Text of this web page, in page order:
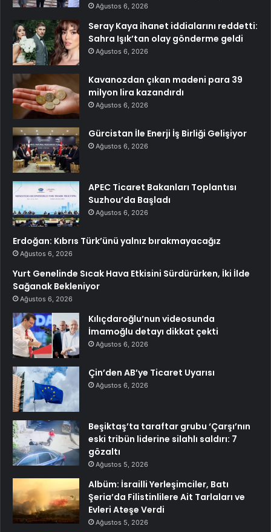
Ağustos 6, 2026
Seray Kaya ihanet iddialarını reddetti:
Sahra Işık’tan olay gönderme geldi
Ağustos 6, 2026
Kavanozdan çıkan madeni para 39
milyon lira kazandırdı
Ağustos 6, 2026
Gürcistan İle Enerji İş Birliği Gelişiyor
Ağustos 6, 2026
APEC Ticaret Bakanları Toplantısı
Suzhou’da Başladı
Ağustos 6, 2026
Erdoğan: Kıbrıs Türk’ünü yalnız bırakmayacağız
Ağustos 6, 2026
Yurt Genelinde Sıcak Hava Etkisini Sürdürürken, İki İlde
Sağanak Bekleniyor
Ağustos 6, 2026
Kılıçdaroğlu’nun videosunda
İmamoğlu detayı dikkat çekti
Ağustos 6, 2026
Çin’den AB’ye Ticaret Uyarısı
Ağustos 6, 2026
Beşiktaş’ta taraftar grubu ‘Çarşı’nın
eski tribün liderine silahlı saldırı: 7
gözaltı
Ağustos 5, 2026
Albüm: İsrailli Yerleşimciler, Batı
Şeria’da Filistinlilere Ait Tarlaları ve
Evleri Ateşe Verdi
Ağustos 5, 2026